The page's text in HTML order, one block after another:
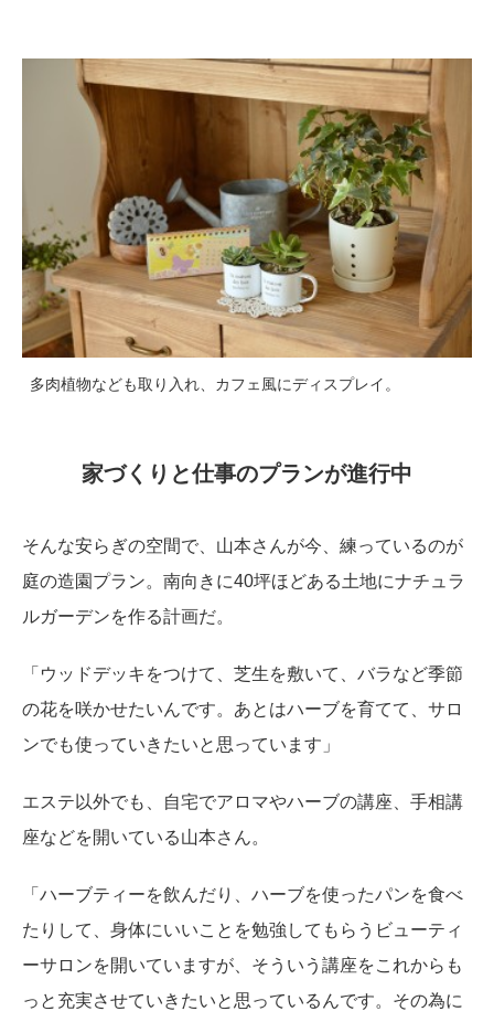
多肉植物なども取り入れ、カフェ風にディスプレイ。
家づくりと仕事のプランが進行中
そんな安らぎの空間で、山本さんが今、練っているのが
庭の造園プラン。南向きに40坪ほどある土地にナチュラ
ルガーデンを作る計画だ。
「ウッドデッキをつけて、芝生を敷いて、バラなど季節
の花を咲かせたいんです。あとはハーブを育てて、サロ
ンでも使っていきたいと思っています」
エステ以外でも、自宅でアロマやハーブの講座、手相講
座などを開いている山本さん。
「ハーブティーを飲んだり、ハーブを使ったパンを食べ
たりして、身体にいいことを勉強してもらうビューティ
ーサロンを開いていますが、そういう講座をこれからも
っと充実させていきたいと思っているんです。その為に